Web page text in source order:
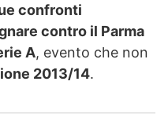
confronti
contro il Parma
A, evento che non
2013/14.